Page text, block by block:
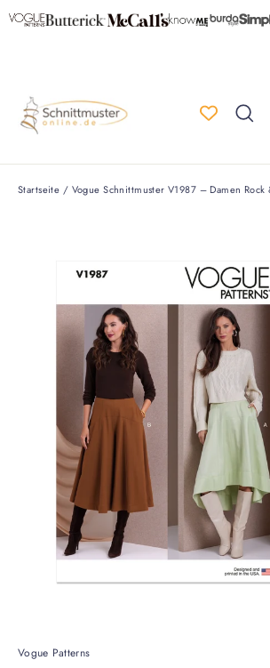
Direkt
Startseite / Vogue Schnittmuster V1987 – Damen Rock
Vogue Patterns